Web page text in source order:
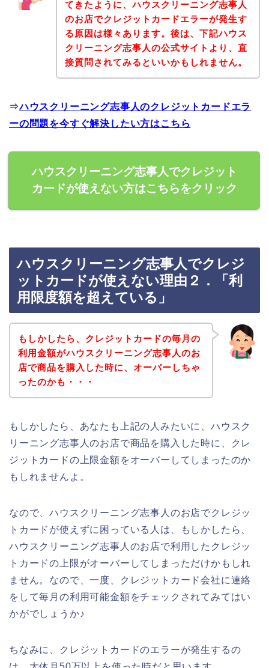
てきたように、ハウスクリーニング志事人
のお店でクレジットカードエラーが発生す
る原因は様々あります。後は、下記ハウス
クリーニング志事人の公式サイトより、直
接質問されてみるといいかもしれません。
⇒ハウスクリーニング志事人のクレジットカードエラ
ーの問題を今すぐ解決したい方はこちら
ハウスクリーニング志事人でクレジット
カードが使えない方はこちらをクリック
ハウスクリーニング志事人でクレジ
ットカードが使えない理由２．「利
用限度額を超えている」
もしかしたら、クレジットカードの毎月の
利用金額がハウスクリーニング志事人のお
店で商品を購入した時に、オーバーしちゃ
ったのかも・・・
もしかしたら、あなたも上記の人みたいに、ハウスク
リーニング志事人のお店で商品を購入した時に、クレ
ジットカードの上限金額をオーバーしてしまったのか
もしれませんよ。
なので、ハウスクリーニング志事人のお店でクレジッ
トカードが使えずに困っている人は、もしかしたら、
ハウスクリーニング志事人のお店で利用したクレジッ
トカードの上限がオーバーしてしまっただけかもしれ
ません。なので、一度、クレジットカード会社に連絡
をして毎月の利用可能金額をチェックされてみてはい
かがでしょうか♪
ちなみに、クレジットカードのエラーが発生するの